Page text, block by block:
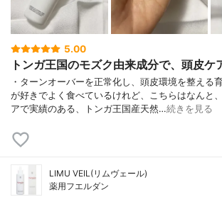
5.00
トンガ王国のモズク由来成分で、頭皮ケ
・ターンオーバーを正常化し、頭皮環境を整える
が好きでよく食べているけれど、こちらはなんと
アで実績のある、トンガ王国産天然…続きを見る
LIMU VEIL(リムヴェール)
薬用フエルダン